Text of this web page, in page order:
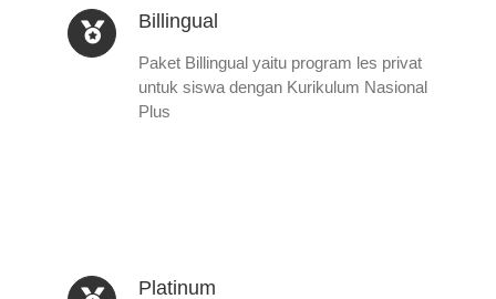
Billingual
Paket Billingual yaitu program les privat
untuk siswa dengan Kurikulum Nasional
Plus
Platinum